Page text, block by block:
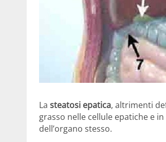
La steatosi epatica, altrimenti
grasso nelle cellule epatiche e
dell’organo stesso.